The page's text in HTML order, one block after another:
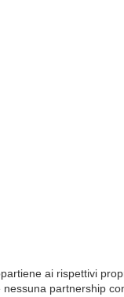
ai rispettivi
nessuna partnership